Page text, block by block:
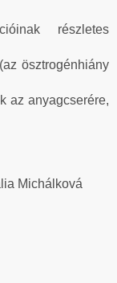
részletes
(az ösztrogénhiány
az anyagcserére,
Michálková